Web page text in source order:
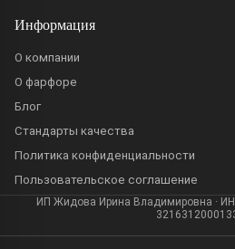
Информация
О компании
О фарфоре
Блог
Стандарты качества
Политика конфиденциальности
Пользовательское соглашение
ИП Жидова Ирина Владимировна ·